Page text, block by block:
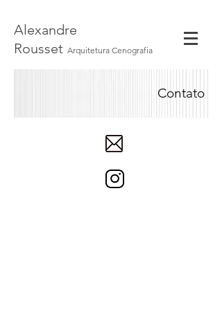
Alexandre
Rousset Arquitetura Cenografia
Contato